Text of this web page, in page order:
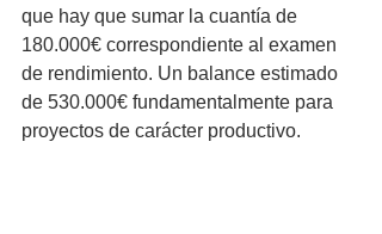
que hay que sumar la cuantía de
180.000€ correspondiente al examen
de rendimiento. Un balance estimado
de 530.000€ fundamentalmente para
proyectos de carácter productivo.